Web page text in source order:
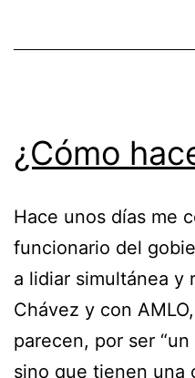
¿Cómo
Hace unos días me
funcionario del
a lidiar simultánea y
Chávez y con
parecen, por ser
sino que tienen una